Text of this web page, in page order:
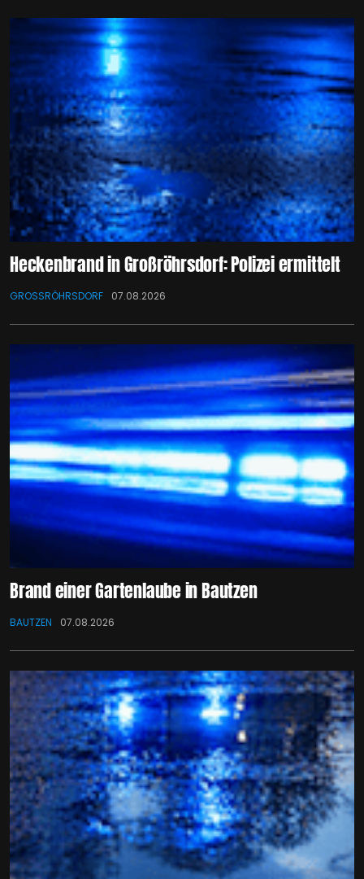
Heckenbrand in Großröhrsdorf: Polizei ermittelt
GROSSRÖHRSDORF 07.08.2026
Brand einer Gartenlaube in Bautzen
BAUTZEN 07.08.2026